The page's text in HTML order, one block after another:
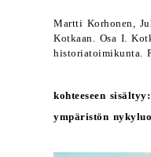
Martti Korhonen,
Kotkaan. Osa I.
historiatoimikunta.
kohteeseen sisältyy:
ympäristön